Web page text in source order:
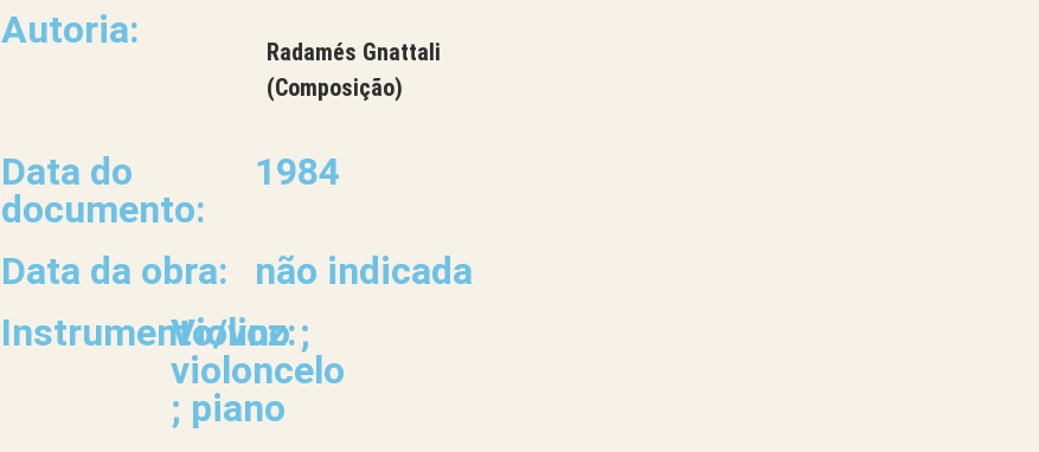
Autoria:
Radamés Gnattali
(Composição)
Data do
documento:
1984
Data da obra:
não indicada
Instrumento/voz:
Violino ;
violoncelo
; piano